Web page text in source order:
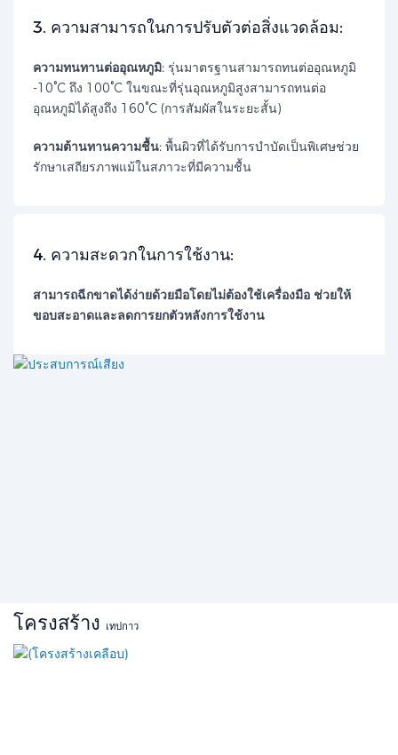
​3. ความสามารถในการปรับตัวต่อสิ่งแวดล้อม:​​
ความทนทานต่ออุณหภูมิ: รุ่นมาตรฐานสามารถทนต่ออุณหภูมิ
-10°C ถึง 100°C ในขณะที่รุ่นอุณหภูมิสูงสามารถทนต่อ
อุณหภูมิได้สูงถึง 160°C (การสัมผัสในระยะสั้น)
ความต้านทานความชื้น: พื้นผิวที่ได้รับการบำบัดเป็นพิเศษช่วย
รักษาเสถียรภาพแม้ในสภาวะที่มีความชื้น
4. ความสะดวกในการใช้งาน:
สามารถฉีกขาดได้ง่ายด้วยมือโดยไม่ต้องใช้เครื่องมือ ช่วยให้
ขอบสะอาดและลดการยกตัวหลังการใช้งาน
โครงสร้าง เทปกาว